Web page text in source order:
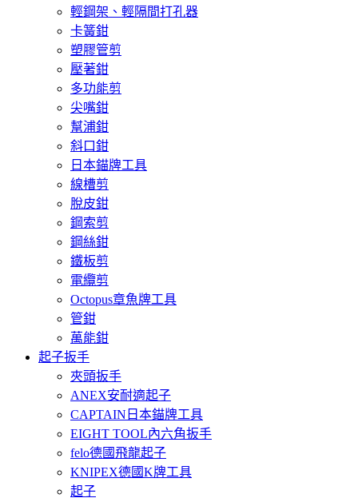
輕鋼架、輕隔間打孔器
卡簧鉗
塑膠管剪
壓著鉗
多功能剪
尖嘴鉗
幫浦鉗
斜口鉗
日本錨牌工具
線槽剪
脫皮鉗
鋼索剪
鋼絲鉗
鐵板剪
電纜剪
Octopus章魚牌工具
管鉗
萬能鉗
起子扳手
夾頭扳手
ANEX安耐適起子
CAPTAIN日本錨牌工具
EIGHT TOOL內六角扳手
felo德國飛龍起子
KNIPEX德國K牌工具
起子